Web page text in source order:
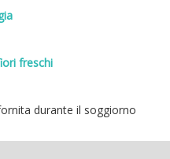
freschi
durante il soggiorno